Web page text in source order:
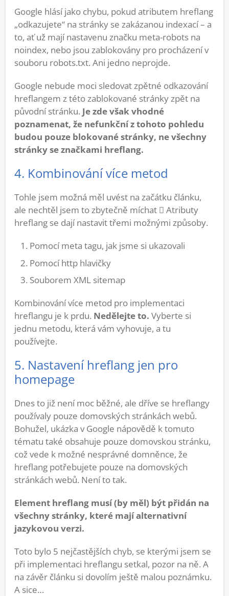
Google hlásí jako chybu, pokud atributem hreflang
„odkazujete“ na stránky se zakázanou indexací – a
to, ať už mají nastavenu značku meta-robots na
noindex, nebo jsou zablokovány pro procházení v
souboru robots.txt. Ani jedno neprojde.
Google nebude moci sledovat zpětné odkazování
hreflangem z této zablokované stránky zpět na
původní stránku. Je zde však vhodné
poznamenat, že nefunkční z tohoto pohledu
budou pouze blokované stránky, ne všechny
stránky se značkami hreflang.
4. Kombinování více metod
Tohle jsem možná měl uvést na začátku článku,
ale nechtěl jsem to zbytečně míchat  Atributy
hreflang se dají nastavit třemi možnými způsoby.
Pomocí meta tagu, jak jsme si ukazovali
Pomocí http hlavičky
Souborem XML sitemap
Kombinování více metod pro implementaci
hreflangu je k prdu. Nedělejte to. Vyberte si
jednu metodu, která vám vyhovuje, a tu
používejte.
5. Nastavení hreflang jen pro
homepage
Dnes to již není moc běžné, ale dříve se hreflangy
používaly pouze domovských stránkách webů.
Bohužel, ukázka v Google nápovědě k tomuto
tématu také obsahuje pouze domovskou stránku,
což vede k možné nesprávné domněnce, že
hreflang potřebujete pouze na domovských
stránkách webů. Není to tak.
Element hreflang musí (by měl) být přidán na
všechny stránky, které mají alternativní
jazykovou verzi.
Toto bylo 5 nejčastějších chyb, se kterými jsem se
při implementaci hreflangu setkal, pozor na ně. A
na závěr článku si dovolím ještě malou poznámku.
A sice…